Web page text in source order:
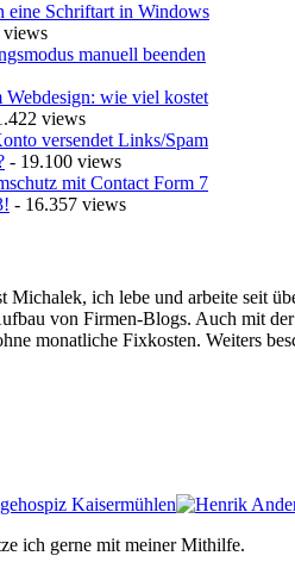
eine Schriftart in Windows
views
manuell beenden
Webdesign: wie viel kostet
views
versendet Links/Spam
- 19.100 views
mit Contact Form 7
- 16.357 views
Michalek, ich lebe und arbeite seit
von Firmen-Blogs. Auch mit
monatliche Fixkosten. Weiters
ich gerne mit meiner Mithilfe.